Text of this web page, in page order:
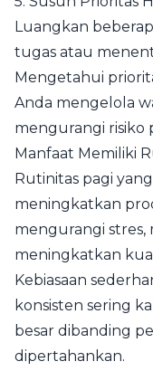
Luangkan
tugas atau
Mengetahui
Anda mengelola
mengurangi risiko
Manfaat Memiliki
Rutinitas pagi
meningkatkan
mengurangi stres,
meningkatkan
Kebiasaan
konsisten sering
besar dibanding
dipertahankan.